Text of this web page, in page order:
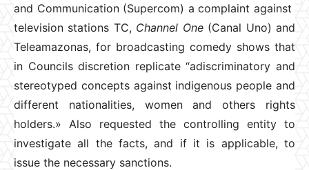
and Communication (Supercom) a complaint against
television stations TC, Channel One(Canal Uno) and
Teleamazonas, for broadcasting comedy shows that
in Councils discretion replicate “adiscriminatory and
stereotyped concepts against indigenous people and
different nationalities, women and others rights
holders.» Also requested the controlling entity to
investigate all the facts, and if it is applicable, to
issue the necessary sanctions.